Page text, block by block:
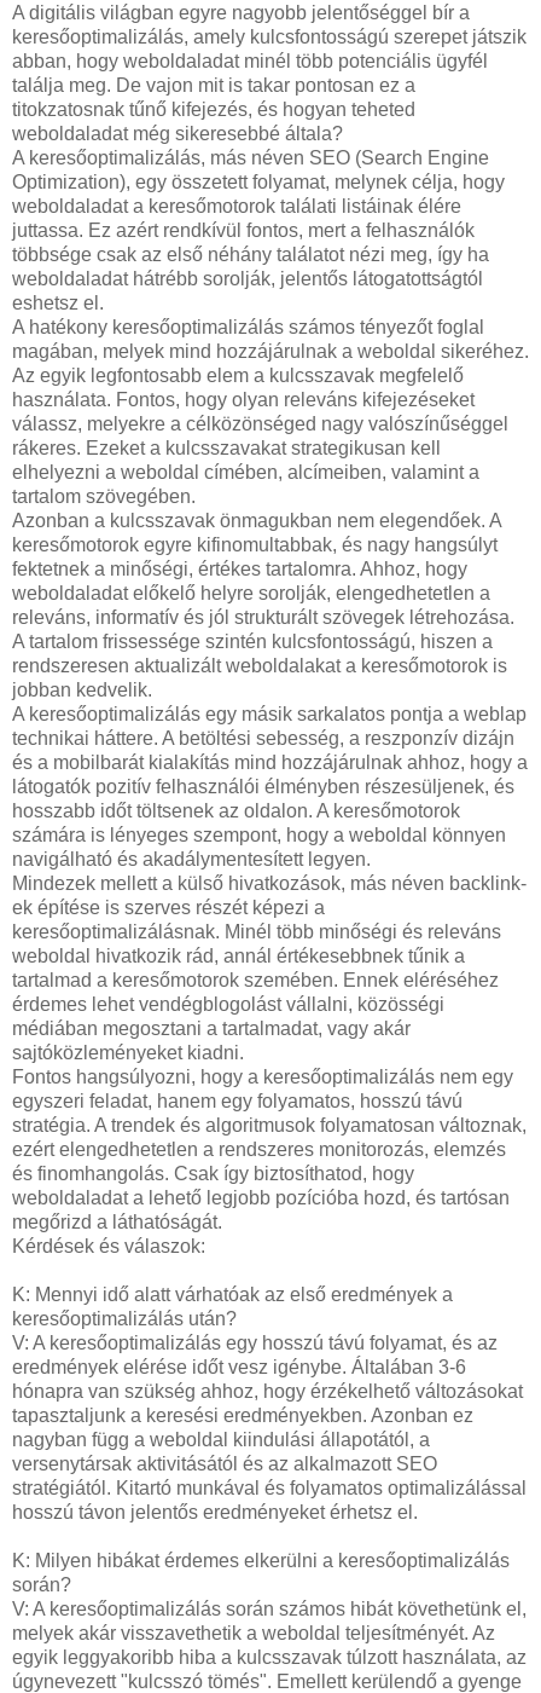
A digitális világban egyre nagyobb jelentőséggel bír a
keresőoptimalizálás, amely kulcsfontosságú szerepet játszik
abban, hogy weboldaladat minél több potenciális ügyfél
találja meg. De vajon mit is takar pontosan ez a
titokzatosnak tűnő kifejezés, és hogyan teheted
weboldaladat még sikeresebbé általa?
A keresőoptimalizálás, más néven SEO (Search Engine
Optimization), egy összetett folyamat, melynek célja, hogy
weboldaladat a keresőmotorok találati listáinak élére
juttassa. Ez azért rendkívül fontos, mert a felhasználók
többsége csak az első néhány találatot nézi meg, így ha
weboldaladat hátrébb sorolják, jelentős látogatottságtól
eshetsz el.
A hatékony keresőoptimalizálás számos tényezőt foglal
magában, melyek mind hozzájárulnak a weboldal sikeréhez.
Az egyik legfontosabb elem a kulcsszavak megfelelő
használata. Fontos, hogy olyan releváns kifejezéseket
válassz, melyekre a célközönséged nagy valószínűséggel
rákeres. Ezeket a kulcsszavakat strategikusan kell
elhelyezni a weboldal címében, alcímeiben, valamint a
tartalom szövegében.
Azonban a kulcsszavak önmagukban nem elegendőek. A
keresőmotorok egyre kifinomultabbak, és nagy hangsúlyt
fektetnek a minőségi, értékes tartalomra. Ahhoz, hogy
weboldaladat előkelő helyre sorolják, elengedhetetlen a
releváns, informatív és jól strukturált szövegek létrehozása.
A tartalom frissessége szintén kulcsfontosságú, hiszen a
rendszeresen aktualizált weboldalakat a keresőmotorok is
jobban kedvelik.
A keresőoptimalizálás egy másik sarkalatos pontja a weblap
technikai háttere. A betöltési sebesség, a reszponzív dizájn
és a mobilbarát kialakítás mind hozzájárulnak ahhoz, hogy a
látogatók pozitív felhasználói élményben részesüljenek, és
hosszabb időt töltsenek az oldalon. A keresőmotorok
számára is lényeges szempont, hogy a weboldal könnyen
navigálható és akadálymentesített legyen.
Mindezek mellett a külső hivatkozások, más néven backlink-
ek építése is szerves részét képezi a
keresőoptimalizálásnak. Minél több minőségi és releváns
weboldal hivatkozik rád, annál értékesebbnek tűnik a
tartalmad a keresőmotorok szemében. Ennek eléréséhez
érdemes lehet vendégblogolást vállalni, közösségi
médiában megosztani a tartalmadat, vagy akár
sajtóközleményeket kiadni.
Fontos hangsúlyozni, hogy a keresőoptimalizálás nem egy
egyszeri feladat, hanem egy folyamatos, hosszú távú
stratégia. A trendek és algoritmusok folyamatosan változnak,
ezért elengedhetetlen a rendszeres monitorozás, elemzés
és finomhangolás. Csak így biztosíthatod, hogy
weboldaladat a lehető legjobb pozícióba hozd, és tartósan
megőrizd a láthatóságát.
Kérdések és válaszok:
K: Mennyi idő alatt várhatóak az első eredmények a
keresőoptimalizálás után?
V: A keresőoptimalizálás egy hosszú távú folyamat, és az
eredmények elérése időt vesz igénybe. Általában 3-6
hónapra van szükség ahhoz, hogy érzékelhető változásokat
tapasztaljunk a keresési eredményekben. Azonban ez
nagyban függ a weboldal kiindulási állapotától, a
versenytársak aktivitásától és az alkalmazott SEO
stratégiától. Kitartó munkával és folyamatos optimalizálással
hosszú távon jelentős eredményeket érhetsz el.
K: Milyen hibákat érdemes elkerülni a keresőoptimalizálás
során?
V: A keresőoptimalizálás során számos hibát követhetünk el,
melyek akár visszavethetik a weboldal teljesítményét. Az
egyik leggyakoribb hiba a kulcsszavak túlzott használata, az
úgynevezett "kulcsszó tömés". Emellett kerülendő a gyenge